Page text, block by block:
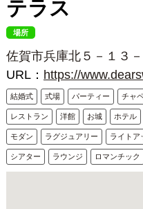
テラス
場所
佐賀市兵庫北５－１３
URL： https://
結婚式 式場 パーティー チャ
レストラン 洋館 お城 ホテル
モダン ラグジュアリー ライトア
シアター ラウンジ ロマンチック